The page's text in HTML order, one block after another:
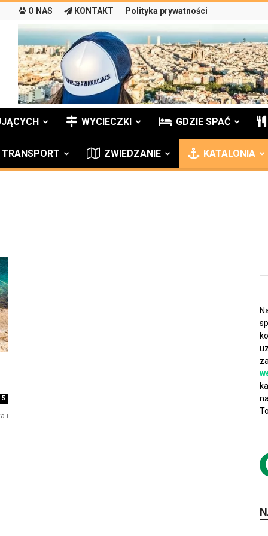
O NAS KONTAKT Polityka prywatności
WYCIECZKI GDZIE SPAĆ
TRANSPORT ZWIEDZANIE KATALONIA
5
i